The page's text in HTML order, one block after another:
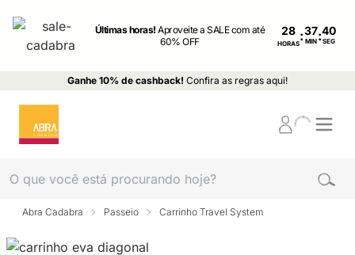
Últimas horas!Aproveite a SALE com até
60% OFF
28
HORAS: MIN : SEG
Ganhe 10% de cashback! Confira as regras aqui!
Abra Cadabra Passeio Carrinho Travel System